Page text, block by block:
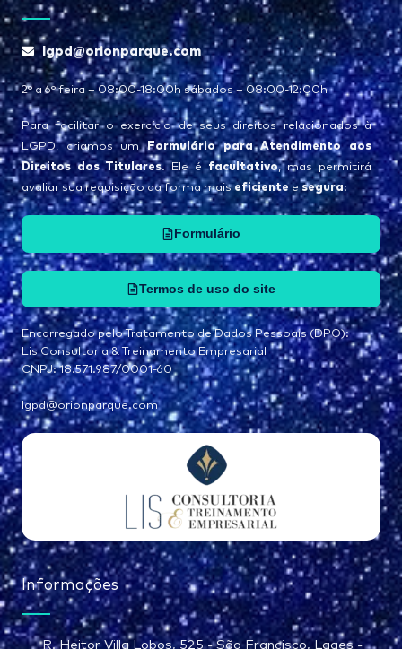
Informações
R. Heitor Villa Lobos, 525 - São Francisco, Lages -
lgpd@orionparque.com
2° a 6° feira – 08:00-18:00h sábados – 08:00-12:00h
Para facilitar o exercício de seus direitos relacionados à
LGPD, criamos umFormulário para Atendimento aos
Direitos dos Titulares. Ele éfacultativo, mas permitirá
avaliar sua requisição da forma maiseficientee segura:
Formulário
Termos de uso do site
Encarregado pelo Tratamento de Dados Pessoais (DPO):
Lis Consultoria & Treinamento Empresarial
CNPJ: 18.571.987/0001-60
lgpd@orionparque.com